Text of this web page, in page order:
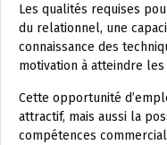
Les qualités requises
du relationnel, une
connaissance des
motivation à atteindre
Cette opportunité
attractif, mais aussi la
compétences